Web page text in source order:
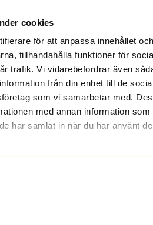
cookies
för att anpassa innehållet och
tillhandahålla funktioner för
trafik. Vi vidarebefordrar även
från din enhet till de
som vi samarbetar med.
med annan information som
har samlat in när du har använt
0 kr
efter att ditt köp är färdigt.